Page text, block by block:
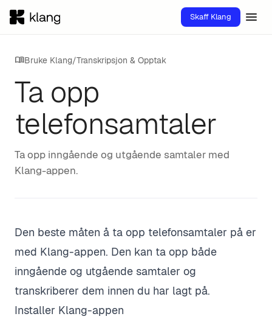
Skaff Klang menu
menu_bookBruke Klang/Transkripsjon & Opptak
Ta opp
telefonsamtaler
Ta opp inngående og utgående samtaler med
Klang-appen.
Den beste måten å ta opp telefonsamtaler på er
med Klang-appen. Den kan ta opp både
inngående og utgående samtaler og
transkriberer dem innen du har lagt på.
Installer Klang-appen